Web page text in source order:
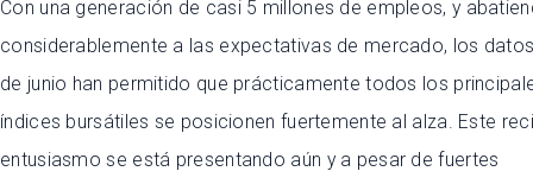
Con una generación de casi 5 millones de empleos, y
considerablemente a las expectativas de mercado, los
de junio han permitido que prácticamente todos los
índices bursátiles se posicionen fuertemente al alza. Este
entusiasmo se está presentando aún y a pesar de fuertes